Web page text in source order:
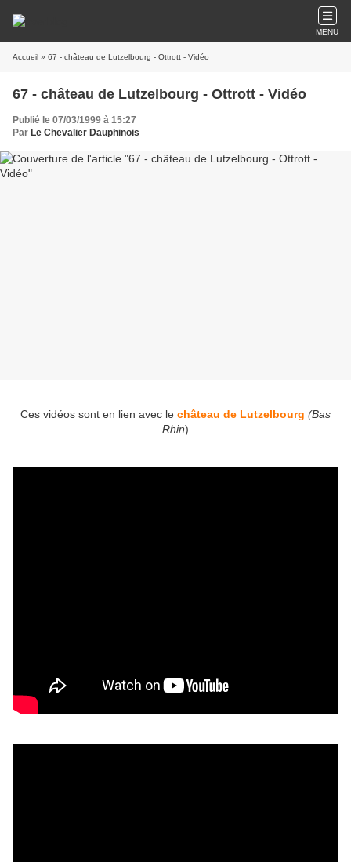
MENU
Accueil » 67 - château de Lutzelbourg - Ottrott - Vidéo
67 - château de Lutzelbourg - Ottrott - Vidéo
Publié le 07/03/1999 à 15:27
Par Le Chevalier Dauphinois
Ces vidéos sont en lien avec le château de Lutzelbourg (Bas
Rhin)